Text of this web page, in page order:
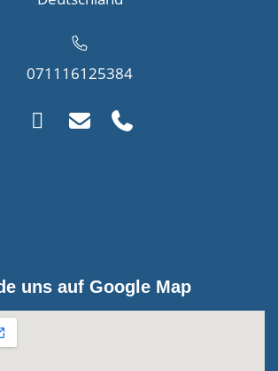
071116125384
uns auf Google Map